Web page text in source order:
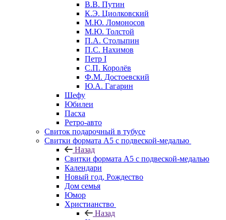
В.В. Путин
К.Э. Циолковский
М.Ю. Ломоносов
М.Ю. Толстой
П.А. Столыпин
П.С. Нахимов
Петр I
С.П. Королёв
Ф.М. Достоевский
Ю.А. Гагарин
Шефу
Юбилеи
Пасха
Ретро-авто
Свиток подарочный в тубусе
Свитки формата А5 с подвеской-медалью
Назад
Свитки формата А5 с подвеской-медалью
Календари
Новый год, Рождество
Дом семья
Юмор
Христианство
Назад